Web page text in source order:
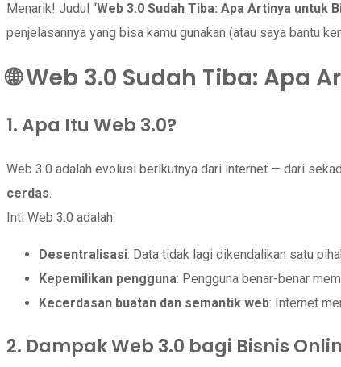
Menarik! Judul “Web 3.0 Sudah Tiba: Apa Artinya untuk
penjelasannya yang bisa kamu gunakan (atau saya bantu
🌐 Web 3.0 Sudah Tiba: Apa
1. Apa Itu Web 3.0?
Web 3.0 adalah evolusi berikutnya dari internet — dari
cerdas
Inti Web 3.0 adalah:
Desentralisasi: Data tidak lagi dikendalikan satu
Kepemilikan pengguna: Pengguna benar-benar
Kecerdasan buatan dan semantik web: Internet
2. Dampak Web 3.0 bagi Bisnis